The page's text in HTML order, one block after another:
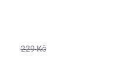
229 Kč